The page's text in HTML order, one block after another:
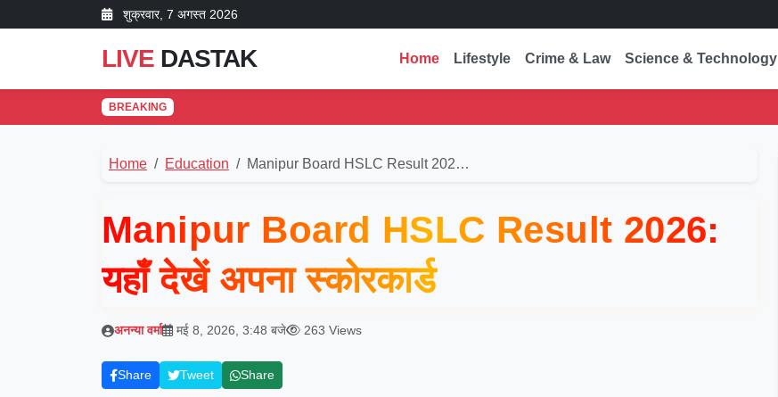
शुक्रवार, 7 अगस्त 2026
LIVE DASTAK Home Lifestyle Crime & Law Science & Technology
BREAKING
Home Education Manipur Board HSLC Result 202…
Manipur Board HSLC Result 2026:
यहाँ देखें अपना स्कोरकार्ड
अनन्या वर्मा मई 8, 2026, 3:48 बजे 263 Views
Share Tweet Share